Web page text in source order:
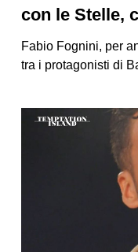
con le Stelle,
Fabio Fognini, per
tra i protagonisti di